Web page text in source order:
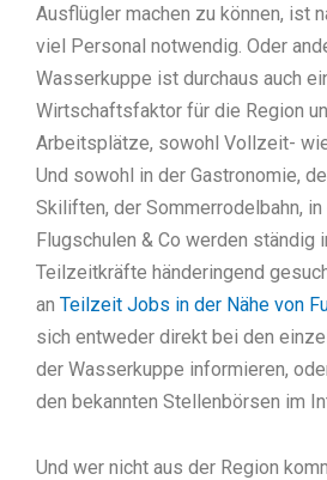
Ausflügler machen zu können, ist
viel Personal notwendig. Oder
Wasserkuppe ist durchaus auch
Wirtschaftsfaktor für die Region
Arbeitsplätze, sowohl Vollzeit-
Und sowohl in der Gastronomie,
Skiliften, der Sommerrodelbahn,
Flugschulen & Co werden ständig
Teilzeitkräfte händeringend
an Teilzeit Jobs in der Nähe von
sich entweder direkt bei den
der Wasserkuppe informieren,
den bekannten Stellenbörsen im
Und wer nicht aus der Region